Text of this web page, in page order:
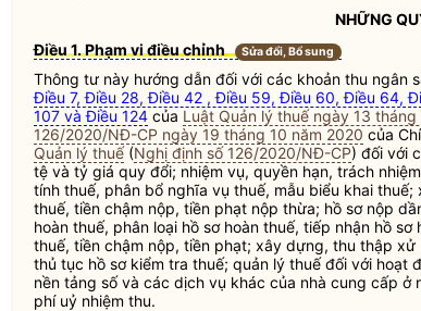
NHỮNG
Điều 1. Phạm vi điều chỉnh
Sửa đổi, Bổ sung
Thông tư này hướng dẫn đối với các khoản thu ngân
Điều 7, Điều 28, Điều 42 , Điều 59, Điều 60, Điều 64,
107 và Điều 124 của Luật Quản lý thuế ngày 13 tháng
126/2020/NĐ-CP ngày 19 tháng 10 năm 2020 của
Quản lý thuế(Nghị định số 126/2020/NĐ-CP) đối với
tệ và tỷ giá quy đổi; nhiệm vụ, quyền hạn, trách
tính thuế, phân bổ nghĩa vụ thuế, mẫu biểu khai
thuế, tiền chậm nộp, tiền phạt nộp thừa; hồ sơ nộp
hoàn thuế, phân loại hồ sơ hoàn thuế, tiếp nhận hồ sơ
thuế, tiền chậm nộp, tiền phạt; xây dựng, thu thập
thủ tục hồ sơ kiểm tra thuế; quản lý thuế đối với
nền tảng số và các dịch vụ khác của nhà cung cấp
phí uỷ nhiệm thu.